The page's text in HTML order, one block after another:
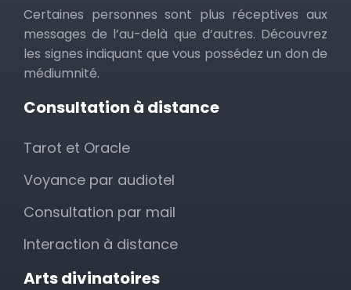
Certaines personnes sont plus réceptives aux
messages de l’au-delà que d’autres. Découvrez
les signes indiquant que vous possédez un don de
médiumnité.
Consultation à distance
Tarot et Oracle
Voyance par audiotel
Consultation par mail
Interaction à distance
Arts divinatoires